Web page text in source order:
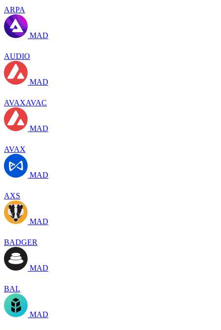
ARPA
MAD
AUDIO
MAD
AVAXAVAC
MAD
AVAX
MAD
AXS
MAD
BADGER
MAD
BAL
MAD